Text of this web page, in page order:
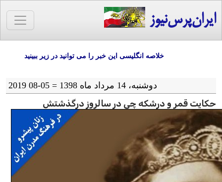
ایران‌پرس‌نیوز
خلاصه انگلیسی این خبر را می توانید در زیر ببینید
دوشنبه، 14 مرداد ماه 1398 = 05-08 2019
حکایت قمر و درشکه چی در سالروز درگذشتش